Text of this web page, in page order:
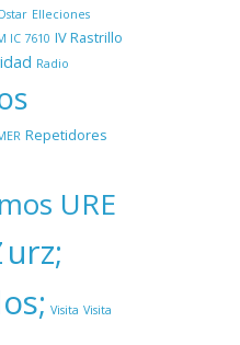
Dstar Elleciones
IC 7610 IV Rastrillo
Radio
Repetidores
URE
urz;
Visita Visita